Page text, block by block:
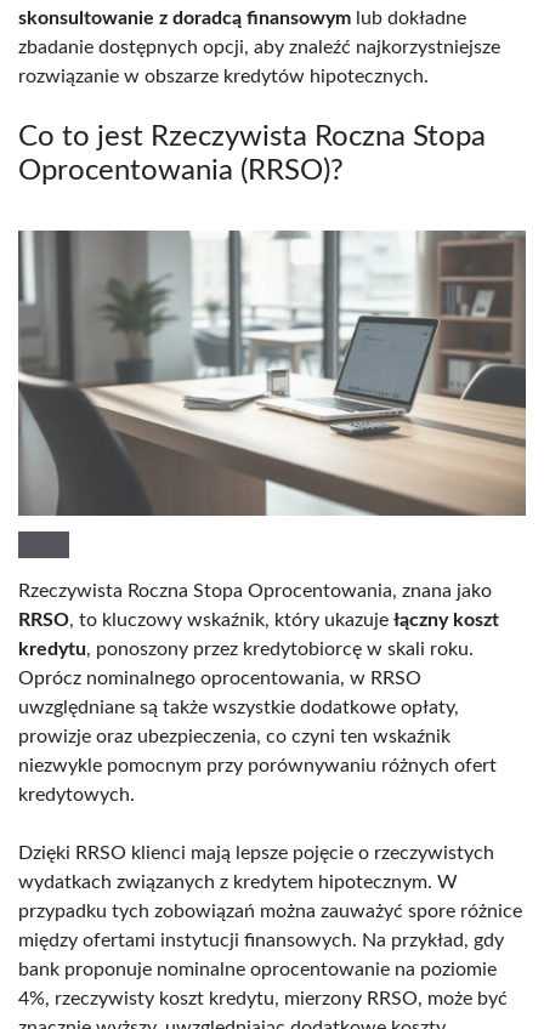
skonsultowanie z doradcą finansowym lub dokładne
zbadanie dostępnych opcji, aby znaleźć najkorzystniejsze
rozwiązanie w obszarze kredytów hipotecznych.
Co to jest Rzeczywista Roczna Stopa
Oprocentowania (RRSO)?
Rzeczywista Roczna Stopa Oprocentowania, znana jako
RRSO, to kluczowy wskaźnik, który ukazuje łączny koszt
kredytu, ponoszony przez kredytobiorcę w skali roku.
Oprócz nominalnego oprocentowania, w RRSO
uwzględniane są także wszystkie dodatkowe opłaty,
prowizje oraz ubezpieczenia, co czyni ten wskaźnik
niezwykle pomocnym przy porównywaniu różnych ofert
kredytowych.
Dzięki RRSO klienci mają lepsze pojęcie o rzeczywistych
wydatkach związanych z kredytem hipotecznym. W
przypadku tych zobowiązań można zauważyć spore różnice
między ofertami instytucji finansowych. Na przykład, gdy
bank proponuje nominalne oprocentowanie na poziomie
4%, rzeczywisty koszt kredytu, mierzony RRSO, może być